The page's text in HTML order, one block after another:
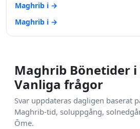
Maghrib i →
Maghrib i →
Maghrib Bönetider
Vanliga frågor
Svar uppdateras dagligen baserat
Maghrib-tid, soluppgång,
Ōme.